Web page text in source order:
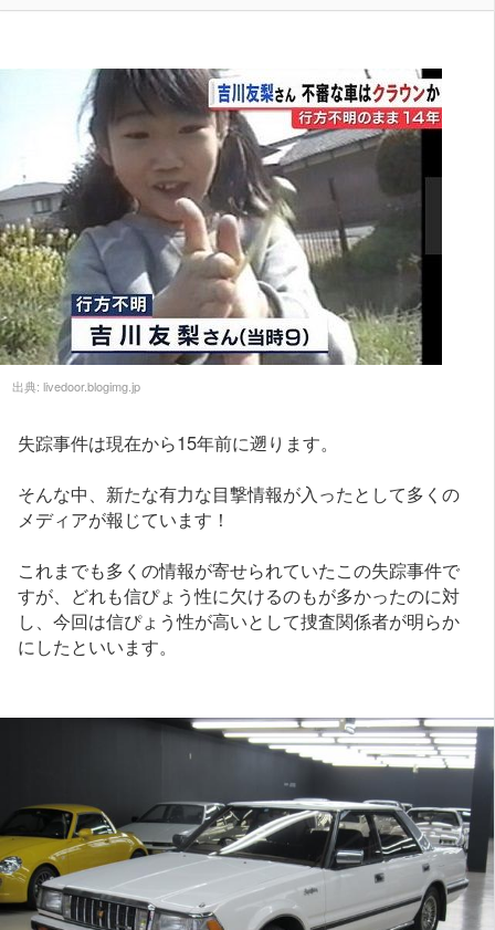
出典: livedoor.blogimg.jp
失踪事件は現在から15年前に遡ります。
そんな中、新たな有力な目撃情報が入ったとして多くの
メディアが報じています！
これまでも多くの情報が寄せられていたこの失踪事件で
すが、どれも信ぴょう性に欠けるのもが多かったのに対
し、今回は信ぴょう性が高いとして捜査関係者が明らか
にしたといいます。